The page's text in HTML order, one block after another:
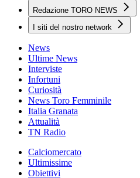
Redazione TORO NEWS
I siti del nostro network
News
Ultime News
Interviste
Infortuni
Curiosità
News Toro Femminile
Italia Granata
Attualità
TN Radio
Calciomercato
Ultimissime
Obiettivi